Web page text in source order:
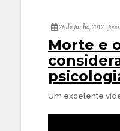
26 de Junho, 2012
Morte e
Um excelente